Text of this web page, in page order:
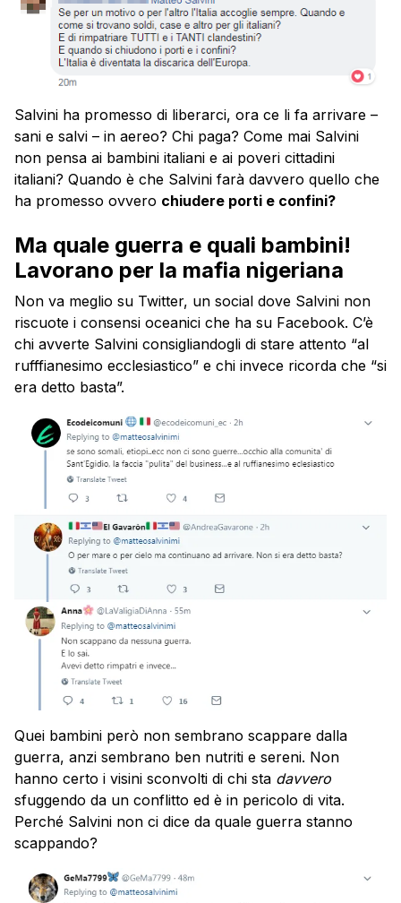
Salvini ha promesso di liberarci, ora ce li fa arrivare –
sani e salvi – in aereo? Chi paga? Come mai Salvini
non pensa ai bambini italiani e ai poveri cittadini
italiani? Quando è che Salvini farà davvero quello che
ha promesso ovvero chiudere porti e confini?
Ma quale guerra e quali bambini!
Lavorano per la mafia nigeriana
Non va meglio su Twitter, un social dove Salvini non
riscuote i consensi oceanici che ha su Facebook. C’è
chi avverte Salvini consigliandogli di stare attento “al
rufffianesimo ecclesiastico” e chi invece ricorda che “si
era detto basta”.
Quei bambini però non sembrano scappare dalla
guerra, anzi sembrano ben nutriti e sereni. Non
hanno certo i visini sconvolti di chi sta davvero
sfuggendo da un conflitto ed è in pericolo di vita.
Perché Salvini non ci dice da quale guerra stanno
scappando?